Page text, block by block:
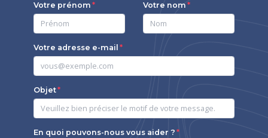
Votre prénom Votre nom
Votre adresse e-mail
Objet
En quoi pouvons-nous vous aider ?